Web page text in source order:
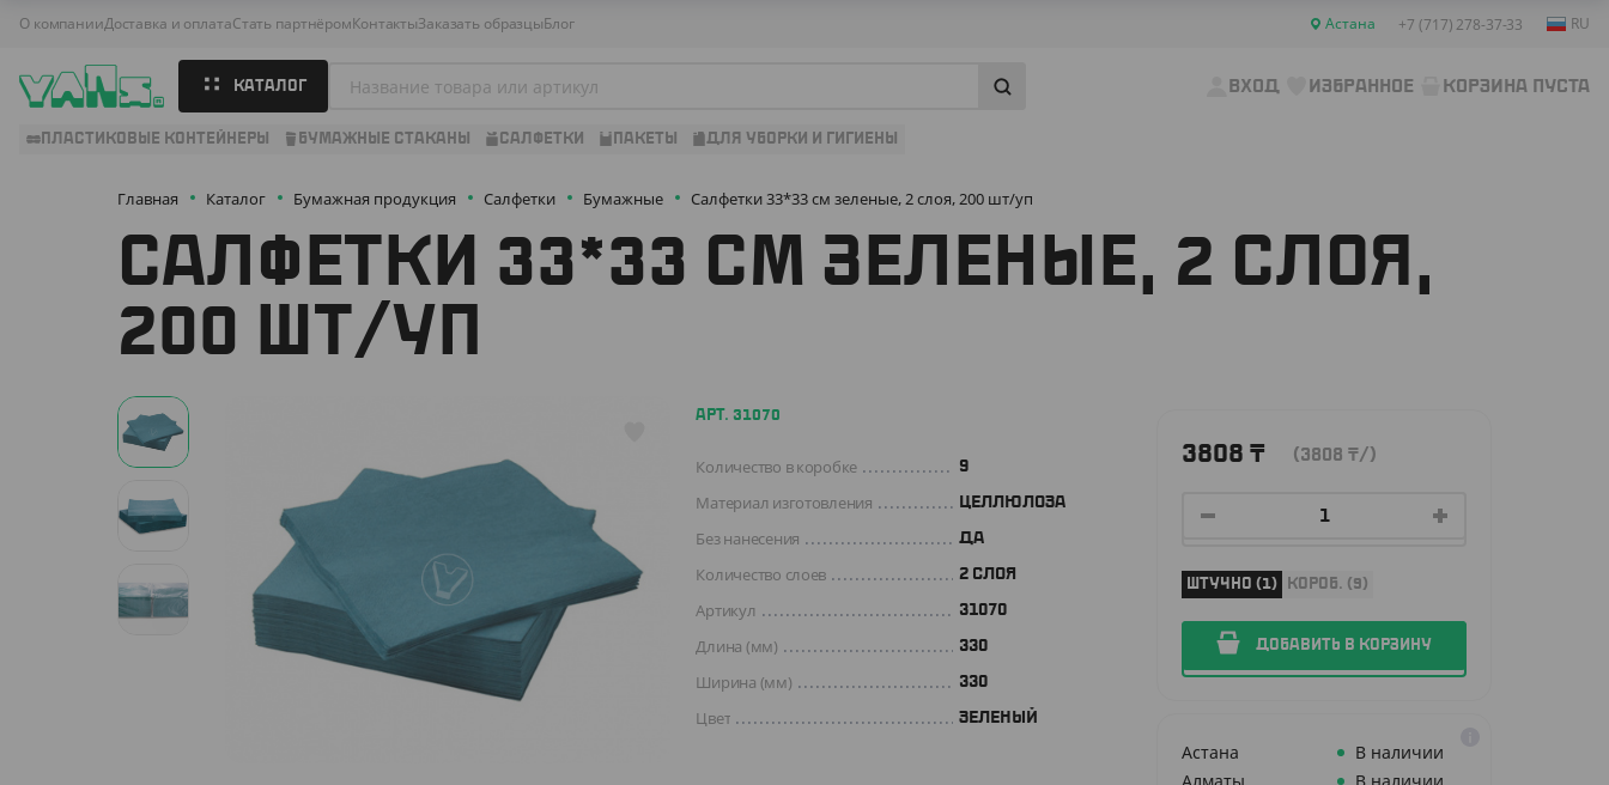
О компанииДоставка и оплатаСтать партнёромКонтактыЗаказать образцыБлог Астана +7 (717) 278-37-33 RU
КАТАЛОГ ВХОД ИЗБРАННОЕ КОРЗИНА ПУСТА
ПЛАСТИКОВЫЕ КОНТЕЙНЕРЫ БУМАЖНЫЕ СТАКАНЫ САЛФЕТКИ ПАКЕТЫ ДЛЯ УБОРКИ И ГИГИЕНЫ
Главная Каталог Бумажная продукция Салфетки Бумажные Салфетки 33*33 см зеленые, 2 слоя, 200 шт/уп
САЛФЕТКИ 33*33 СМ ЗЕЛЕНЫЕ, 2 СЛОЯ,
200 ШТ/УП
3808 ₸ (3808 ₸/)
ШТУЧНО (1) КОРОБ. (9)
ДОБАВИТЬ В КОРЗИНУ
Астана
В наличии
Алматы
В наличии
АРТ. 31070
Количество в коробке 9
Материал изготовления ЦЕЛЛЮЛОЗА
Без нанесения ДА
Количество слоев 2 СЛОЯ
Артикул 31070
Длина (мм) 330
Ширина (мм) 330
Цвет ЗЕЛЕНЫЙ